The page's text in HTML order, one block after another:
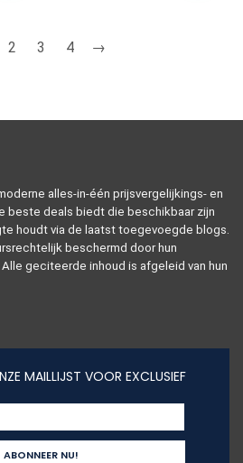
2 3 4 →
alles-in-één prijsvergelijkings- en
beste deals biedt die beschikbaar zijn
houdt via de laatst toegevoegde blogs.
beschermd door hun
geciteerde inhoud is afgeleid van hun
MAILLIJST VOOR EXCLUSIEF